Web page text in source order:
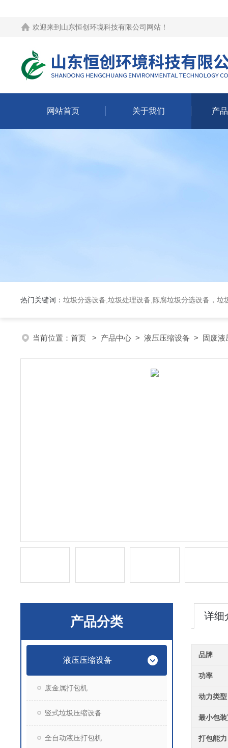
欢迎来到 山东恒创环境科技有限公司网站 ！
网站首页 关于我们 产
热门关键词： 垃圾分选设备,垃圾处理设备,陈腐垃圾分选设备，垃
当前位置： 首页 > 产品中心 > 液压压缩设备 > 固废液
产品分类
液压压缩设备
废金属打包机
竖式垃圾压缩设备
全自动液压打包机
详细
品牌
功率
动力类型
最小包
打包能力